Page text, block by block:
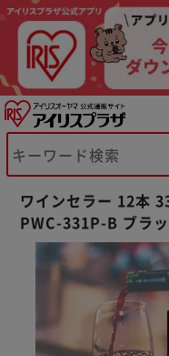
ワインセラー 12本
PWC-331P-B ブラ